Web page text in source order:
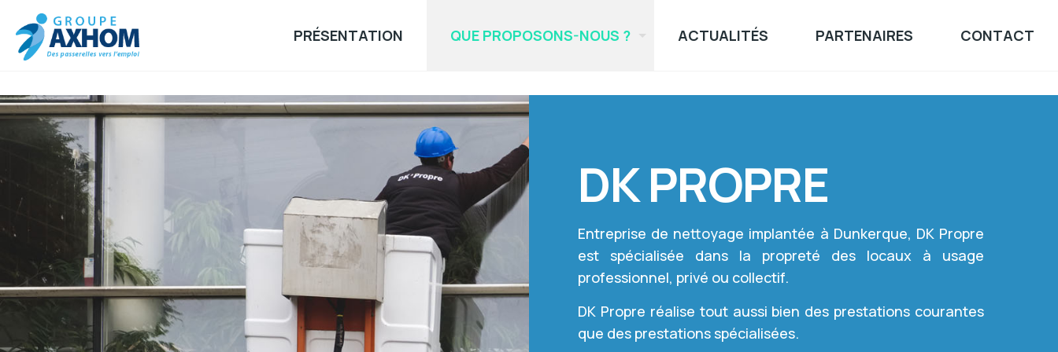
PRÉSENTATION QUE PROPOSONS-NOUS ? ACTUALITÉS PARTENAIRES CONTACT
DK PROPRE
Entreprise de nettoyage implantée à Dunkerque, DK Propre
est spécialisée dans la propreté des locaux à usage
professionnel, privé ou collectif.
DK Propre réalise tout aussi bien des prestations courantes
que des prestations spécialisées.